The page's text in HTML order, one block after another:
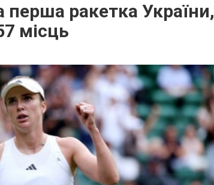
перша ракетка України,
місць